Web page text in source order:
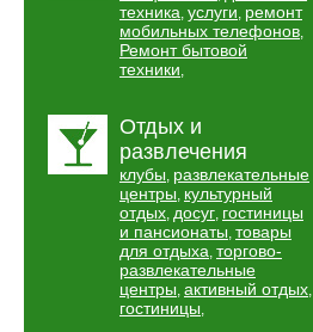
техника, услуги, ремонт
мобильных телефонов,
Ремонт бытовой
техники,
Отдых и
развлечения
клубы, развлекательные
центры, культурный
отдых, досуг, гостиницы
и пансионаты, товары
для отдыха, торгово-
развлекательные
центры, активный отдых,
гостиницы,